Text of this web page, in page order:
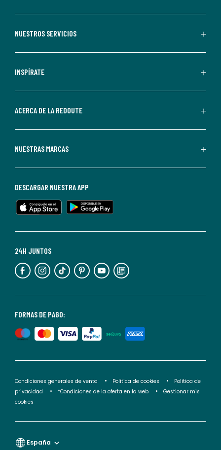
aceptas
comerciales
personalizadas
parte
Redoute.
de
en
cualquier
Para
información,
puedes
nuestra
de
privacidad</2>.
NUESTROS SERVICIOS
INSPÍRATE
ACERCA DE LA REDOUTE
NUESTRAS MARCAS
FORMAS DE PAGO:
24H JUNTOS
DESCARGAR NUESTRA APP
Condiciones generales de venta Politica de cookies
Politica de
privacidad
*Condiciones de la oferta en la web
Gestionar mis
cookies
España